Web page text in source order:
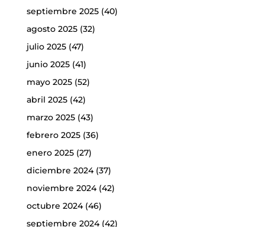
septiembre 2025(40)
agosto 2025(32)
julio 2025(47)
junio 2025(41)
mayo 2025(52)
abril 2025(42)
marzo 2025(43)
febrero 2025(36)
enero 2025(27)
diciembre 2024(37)
noviembre 2024(42)
octubre 2024(46)
septiembre 2024(42)